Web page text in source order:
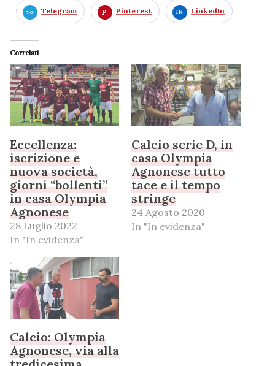
Telegram Pinterest LinkedIn
Correlati
Eccellenza:
iscrizione e
nuova società,
giorni “bollenti”
in casa Olympia
Agnonese
28 Luglio 2022
In "In evidenza"
Calcio serie D, in
casa Olympia
Agnonese tutto
tace e il tempo
stringe
24 Agosto 2020
In "In evidenza"
Calcio: Olympia
Agnonese, via alla